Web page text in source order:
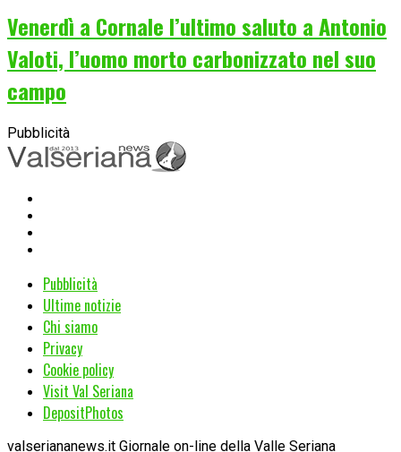
Venerdì a Cornale l’ultimo saluto a Antonio
Valoti, l’uomo morto carbonizzato nel suo
campo
Pubblicità
Pubblicità
Ultime notizie
Chi siamo
Privacy
Cookie policy
Visit Val Seriana
DepositPhotos
valseriananews.it Giornale on-line della Valle Seriana